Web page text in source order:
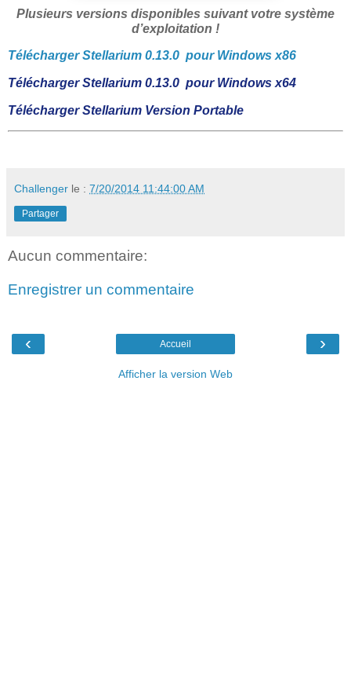
Plusieurs versions disponibles suivant votre système
d’exploitation !
Télécharger Stellarium 0.13.0 pour Windows x86
Télécharger Stellarium 0.13.0 pour Windows x64
Télécharger Stellarium Version Portable
Challenger le : 7/20/2014 11:44:00 AM
Partager
Aucun commentaire:
Enregistrer un commentaire
‹ ›
Accueil
Afficher la version Web